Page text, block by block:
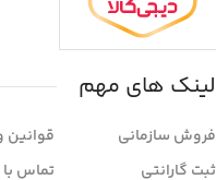
لینک های مهم
فروش سازمانی
ثبت گارانتی
قوانین
تماس با